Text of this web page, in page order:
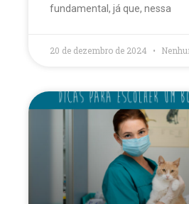
fundamental, já que, nessa
20 de dezembro de 2024